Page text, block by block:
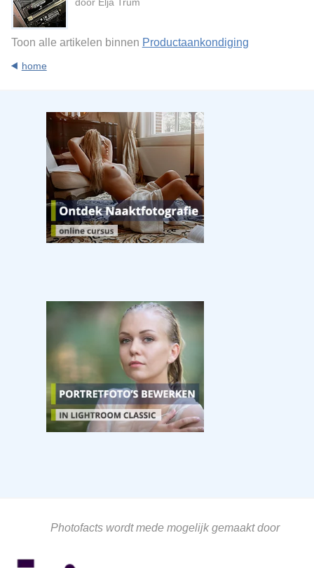
Toon alle artikelen binnen Productaankondiging
home
Photofacts wordt mede mogelijk gemaakt door